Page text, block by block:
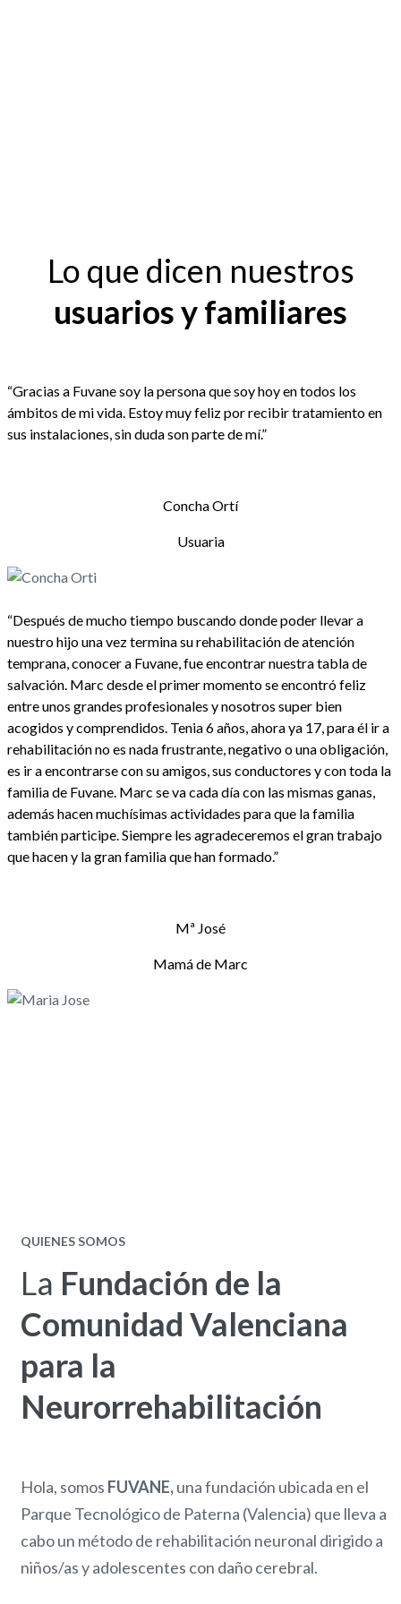
Lo que dicen nuestros
usuarios y familiares
“Gracias a Fuvane soy la persona que soy hoy en todos los
ámbitos de mi vida. Estoy muy feliz por recibir tratamiento en
sus instalaciones, sin duda son parte de mí.”
Concha Ortí
Usuaria
“Después de mucho tiempo buscando donde poder llevar a
nuestro hijo una vez termina su rehabilitación de atención
temprana, conocer a Fuvane, fue encontrar nuestra tabla de
salvación. Marc desde el primer momento se encontró feliz
entre unos grandes profesionales y nosotros super bien
acogidos y comprendidos. Tenia 6 años, ahora ya 17, para él ir a
rehabilitación no es nada frustrante, negativo o una obligación,
es ir a encontrarse con su amigos, sus conductores y con toda la
familia de Fuvane. Marc se va cada día con las mismas ganas,
además hacen muchísimas actividades para que la familia
también participe. Siempre les agradeceremos el gran trabajo
que hacen y la gran familia que han formado.”
Mª José
Mamá de Marc
QUIENES SOMOS
La Fundación de la
Comunidad Valenciana
para la
Neurorrehabilitación
Hola, somos FUVANE,una fundación ubicada en el
Parque Tecnológico de Paterna (Valencia) que lleva a
cabo un método de rehabilitación neuronal dirigido a
niños/as y adolescentes con daño cerebral.